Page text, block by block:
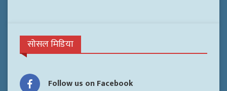
सोसल मिडिया
Follow us on Facebook